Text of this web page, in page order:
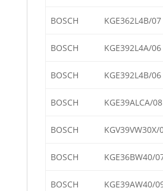
BOSCH KGE362L4B/07
BOSCH KGE392L4A/06
BOSCH KGE392L4B/06
BOSCH KGE39ALCA/08
BOSCH KGV39VW30X/
BOSCH KGE36BW40/
BOSCH KGE39AW40/